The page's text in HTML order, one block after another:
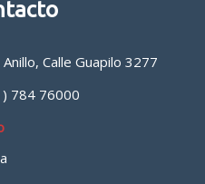
Calle Guapilo 3277
784 76000